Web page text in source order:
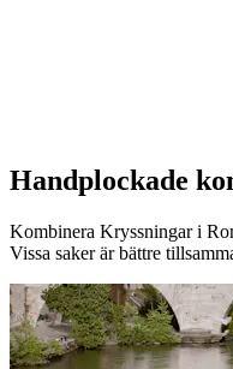
Handplockade
Kombinera Kryssningar i
Vissa saker är bättre